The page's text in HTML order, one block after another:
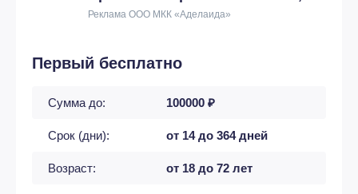
Реклама ООО МКК «Аделаида»
Первый бесплатно
Сумма до: 100000 ₽
Срок (дни): от 14 до 364 дней
Возраст: от 18 до 72 лет